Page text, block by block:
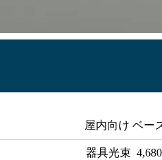
屋内向け ベー
器具光束 4,680